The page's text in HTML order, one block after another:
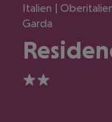
Italien |
Garda
2